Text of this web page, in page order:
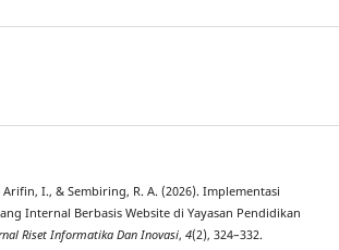
Arifin, I., & Sembiring, R. A. (2026). Implementasi
Internal Berbasis Website di Yayasan Pendidikan
Riset Informatika Dan Inovasi, 4(2), 324–332.